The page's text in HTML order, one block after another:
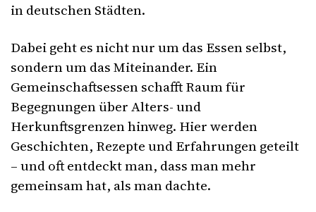
in deutschen Städten.
Dabei geht es nicht nur um das Essen selbst,
sondern um das Miteinander. Ein
Gemeinschaftsessen schafft Raum für
Begegnungen über Alters- und
Herkunftsgrenzen hinweg. Hier werden
Geschichten, Rezepte und Erfahrungen geteilt
– und oft entdeckt man, dass man mehr
gemeinsam hat, als man dachte.